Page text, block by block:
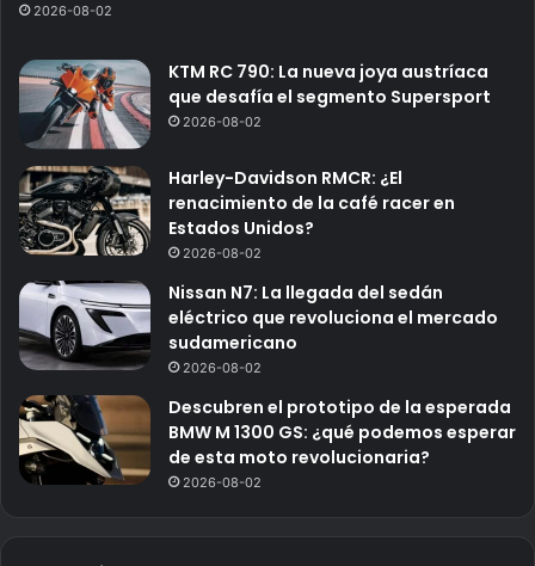
2026-08-02
KTM RC 790: La nueva joya austríaca
que desafía el segmento Supersport
2026-08-02
Harley-Davidson RMCR: ¿El
renacimiento de la café racer en
Estados Unidos?
2026-08-02
Nissan N7: La llegada del sedán
eléctrico que revoluciona el mercado
sudamericano
2026-08-02
Descubren el prototipo de la esperada
BMW M 1300 GS: ¿qué podemos esperar
de esta moto revolucionaria?
2026-08-02